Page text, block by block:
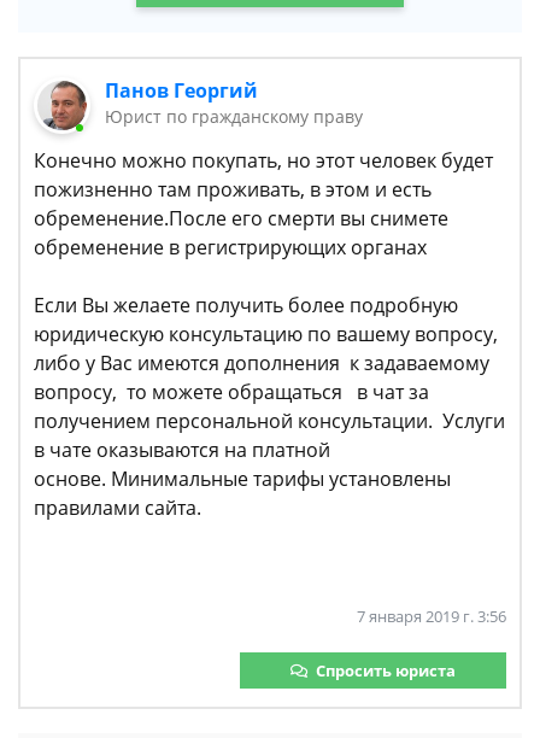
Панов Георгий
Юрист по гражданскому праву
Конечно можно покупать, но этот человек будет
пожизненно там проживать, в этом и есть
обременение.После его смерти вы снимете
обременение в регистрирующих органах
Если Вы желаете получить более подробную
юридическую консультацию по вашему вопросу,
либо у Вас имеются дополнения к задаваемому
вопросу, то можете обращаться в чат за
получением персональной консультации. Услуги
в чате оказываются на платной
основе. Минимальные тарифы установлены
правилами сайта.
7 января 2019 г. 3:56
Спросить юриста